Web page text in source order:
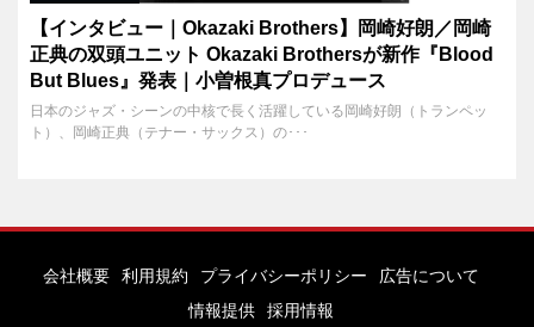
【インタビュー｜Okazaki Brothers】岡崎好朗／岡崎
正典の双頭ユニット Okazaki Brothersが新作『Blood
But Blues』発表｜小曽根真プロデュース
日本のジャズ・シーンの中核で長く活躍している岡崎好朗（トランペッ
ト）、岡崎正典（テナー・サックス）の･･･
会社概要 利用規約 プライバシーポリシー
広告について
情報提供
採用情報